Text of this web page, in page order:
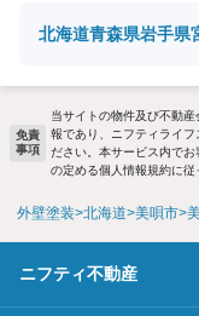
北海道青森県岩手県
免責
事項
当サイトの物件及び不動
報であり、ニフティライ
ださい。本サービス内で
の定める個人情報規約に従
外壁塗装 北海道 美唄市
ニフティ不動産